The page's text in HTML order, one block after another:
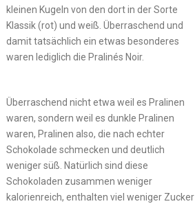
kleinen Kugeln von den dort in der Sorte
Klassik (rot) und weiß. Überraschend und
damit tatsächlich ein etwas besonderes
waren lediglich die Pralinés Noir.
Überraschend nicht etwa weil es Pralinen
waren, sondern weil es dunkle Pralinen
waren, Pralinen also, die nach echter
Schokolade schmecken und deutlich
weniger süß. Natürlich sind diese
Schokoladen zusammen weniger
kalorienreich, enthalten viel weniger Zucker